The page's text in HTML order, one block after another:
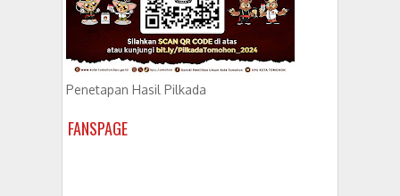
Penetapan Hasil Pilkada
FANSPAGE